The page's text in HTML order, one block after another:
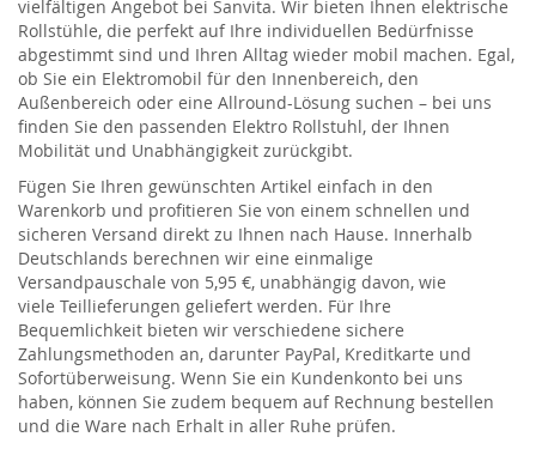
vielfältigen Angebot bei Sanvita. Wir bieten Ihnen e lektrische
Rollstühle, die perfekt auf Ihre individuellen Bedürfnisse
abgestimmt sind und Ihren Alltag wieder mobil machen. Egal,
ob Sie ein Elektromobil für den Innenbereich, den
Außenbereich oder eine Allround-Lösung suchen – bei uns
finden Sie den passenden Elektro Rollstuhl, der Ihnen
Mobilität und Unabhängigkeit zurückgibt.
Fügen Sie Ihren gewünschten Artikel einfach in den
Warenkorb und profitieren Sie von einem schnellen und
sicheren Versand direkt zu Ihnen nach Hause. Innerhalb
Deutschlands berechnen wir eine einmalige
Versandpauschale von 5,95 €, unabhängig davon, wie
viele Teillieferungen geliefert werden. Für Ihre
Bequemlichkeit bieten wir verschiedene sichere
Zahlungsmethoden an, darunter PayPal, Kreditkarte und
Sofortüberweisung. Wenn Sie ein Kundenkonto bei uns
haben, können Sie zudem bequem auf Rechnung bestellen
und die Ware nach Erhalt in aller Ruhe prüfen.